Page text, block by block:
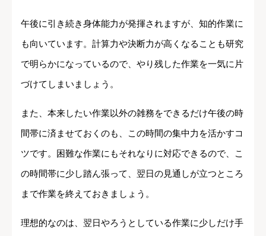
午後に引き続き身体能力が発揮されますが、知的作業に
も向いています。計算力や決断力が高くなることも研究
で明らかになっているので、やり残した作業を一気に片
づけてしまいましょう。
また、本来したい作業以外の雑務をできるだけ午後の時
間帯に済ませておくのも、この時間の集中力を活かすコ
ツです。困難な作業にもそれなりに対応できるので、こ
の時間帯に少し踏ん張って、翌日の見通しが立つところ
まで作業を終えておきましょう。
理想的なのは、翌日やろうとしている作業に少しだけ手